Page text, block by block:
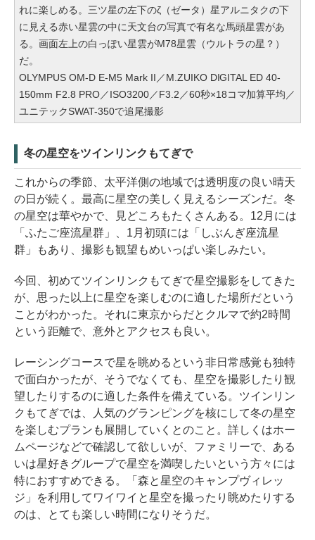
れに楽しめる。三ツ星の左下のζ（ゼータ）星アルニタクの下
に見える赤い星雲の中に天文台の写真で有名な馬頭星雲があ
る。画面左上の白っぽい星雲がM78星雲（ウルトラの星？）
だ。
OLYMPUS OM-D E-M5 Mark II／M.ZUIKO DIGITAL ED 40-
150mm F2.8 PRO／ISO3200／F3.2／60秒×18コマ加算平均／
ユニテックSWAT-350で追尾撮影
冬の星空をツインリンクもてぎで
これからの季節、太平洋側の地域では透明度の良い晴天
の日が続く。最高に星空の美しく見えるシーズンだ。冬
の星空は華やかで、見どころもたくさんある。12月には
「ふたご座流星群」、1月初頭には「しぶんぎ座流星
群」もあり、撮影も観望もめいっぱい楽しみたい。
今回、初めてツインリンクもてぎで星空撮影をしてきた
が、思った以上に星空を楽しむのに適した場所だという
ことがわかった。それに東京からだとクルマで約2時間
という距離で、意外とアクセスも良い。
レーシングコースで星を眺めるという非日常感覚も独特
で面白かったが、そうでなくても、星空を撮影したり観
望したりするのに適した条件を備えている。ツインリン
クもてぎでは、人気のグランピングを核にして冬の星空
を楽しむプランも展開していくとのこと。詳しくはホー
ムページなどで確認して欲しいが、ファミリーで、ある
いは星好きグループで星空を満喫したいという方々には
特におすすめできる。「森と星空のキャンプヴィレッ
ジ」を利用してワイワイと星空を撮ったり眺めたりする
のは、とても楽しい時間になりそうだ。